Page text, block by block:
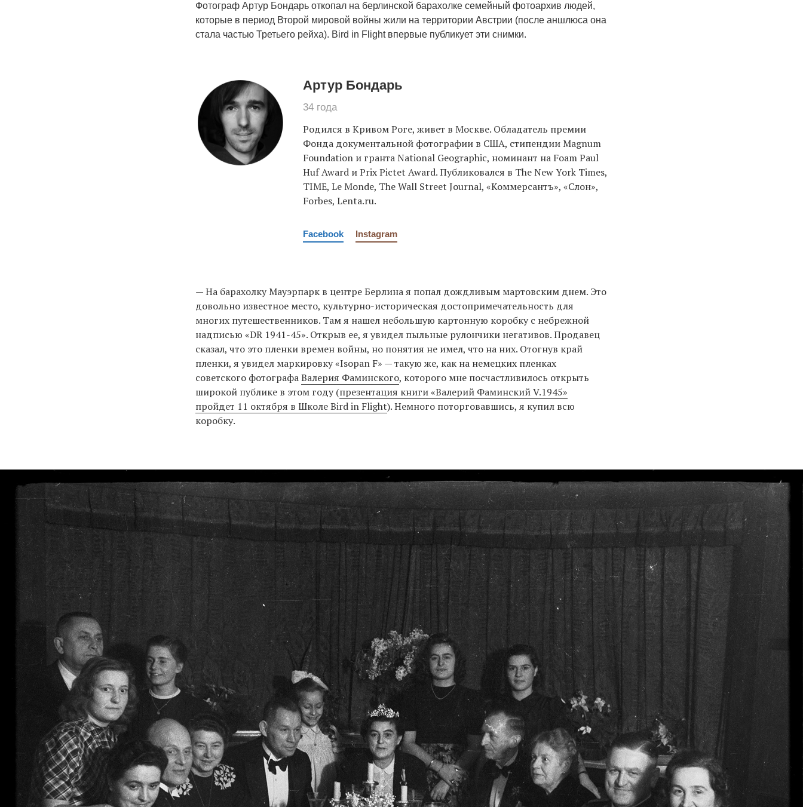
Фотограф Артур Бондарь откопал на берлинской барахолке семейный фотоархив людей,
которые в период Второй мировой войны жили на территории Австрии (после аншлюса она
стала частью Третьего рейха). Bird in Flight впервые публикует эти снимки.
Артур Бондарь
34 года
Родился в Кривом Роге, живет в Москве. Обладатель премии
Фонда документальной фотографии в США, стипендии Magnum
Foundation и гранта National Geographic, номинант на Foam Paul
Huf Award и Prix Pictet Award. Публиковался в The New York Times,
TIME, Le Monde, The Wall Street Journal, «Коммерсантъ», «Слон»,
Forbes, Lenta.ru.
Facebook Instagram
— На барахолку Мауэрпарк в центре Берлина я попал дождливым мартовским днем. Это
довольно известное место, культурно-историческая достопримечательность для
многих путешественников. Там я нашел небольшую картонную коробку с небрежной
надписью «DR 1941-45». Открыв ее, я увидел пыльные рулончики негативов. Продавец
сказал, что это пленки времен войны, но понятия не имел, что на них. Отогнув край
пленки, я увидел маркировку «Isopan F» — такую же, как на немецких пленках
советского фотографаВалерия Фаминского, которого мне посчастливилось открыть
широкой публике в этом году (презентация книги «Валерий Фаминский V.1945»
пройдет 11 октября в Школе Bird in Flight). Немного поторговавшись, я купил всю
коробку.